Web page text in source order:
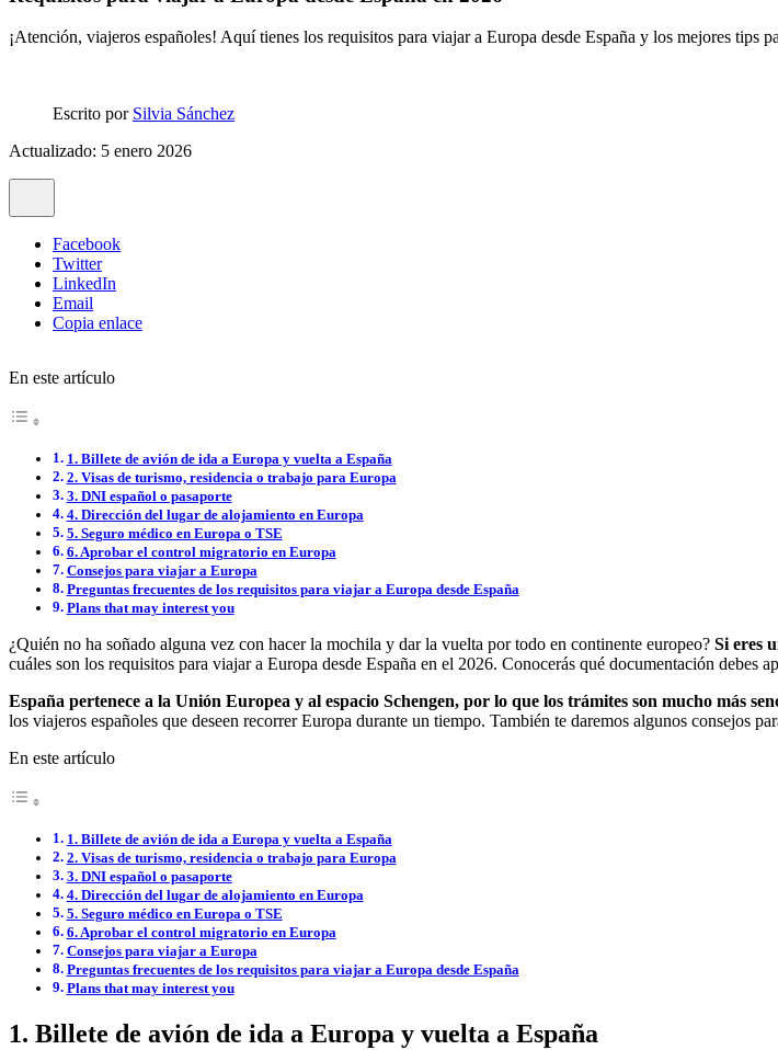
¡Atención, viajeros españoles! Aquí tienes los requisitos para viajar a Europa desde España y los mejores tips
Escrito por Silvia Sánchez
Actualizado: 5 enero 2026
Facebook
Twitter
LinkedIn
Email
Copia enlace
En este artículo
1. Billete de avión de ida a Europa y vuelta a España
2. Visas de turismo, residencia o trabajo para Europa
3. DNI español o pasaporte
4. Dirección del lugar de alojamiento en Europa
5. Seguro médico en Europa o TSE
6. Aprobar el control migratorio en Europa
Consejos para viajar a Europa
Preguntas frecuentes de los requisitos para viajar a Europa desde España
Plans that may interest you
¿Quién no ha soñado alguna vez con hacer la mochila y dar la vuelta por todo en continente europeo? Si eres
cuáles son los requisitos para viajar a Europa desde España en el 2026. Conocerás qué documentación
España pertenece a la Unión Europea y al espacio Schengen, por lo que los trámites son mucho más
los viajeros españoles que deseen recorrer Europa durante un tiempo. También te daremos algunos consejos
En este artículo
1. Billete de avión de ida a Europa y vuelta a España
2. Visas de turismo, residencia o trabajo para Europa
3. DNI español o pasaporte
4. Dirección del lugar de alojamiento en Europa
5. Seguro médico en Europa o TSE
6. Aprobar el control migratorio en Europa
Consejos para viajar a Europa
Preguntas frecuentes de los requisitos para viajar a Europa desde España
Plans that may interest you
1. Billete de avión de ida a Europa y vuelta a España